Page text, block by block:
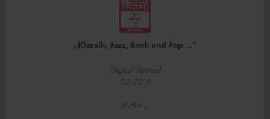
„Klassik, Jazz, Rock und Pop …“
Digital Tested
02/2018
Mehr...